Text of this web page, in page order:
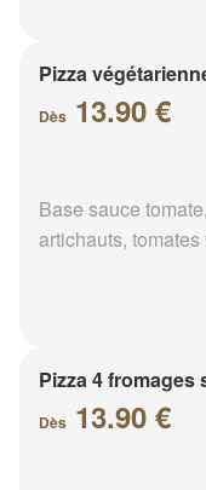
Pizza
Dès 13.90 €
Base sauce
artichauts,
Pizza 4 fromages
Dès 13.90 €